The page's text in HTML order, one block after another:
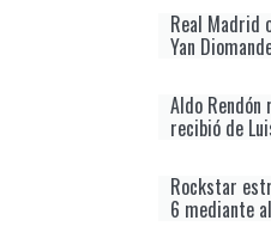
Real Madrid
Yan
Aldo
recibió de
Rockstar
6 mediante